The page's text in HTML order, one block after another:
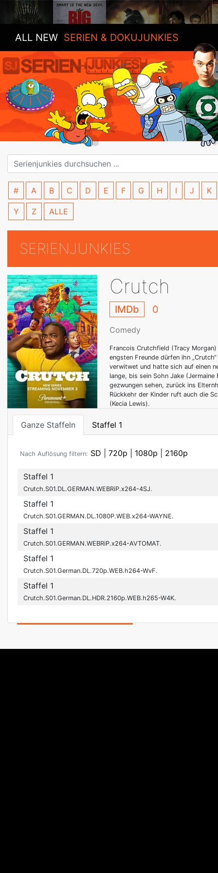
ALL NEW SERIEN & DOKUJUNKIES
# A B C D E F G H I J K
Y Z ALLE
SERIENJUNKIES
Crutch
IMDb 0
Comedy
Francois Crutchfield (Tracy Morgan)
engsten Freunde dürfen ihn
verwitwet und hatte sich auf einen
lange, bis sein Sohn Jake
gezwungen sehen, zurück ins
Rückkehr der Kinder ruft auch die
(Kecia Lewis).
Ganze Staffeln Staffel 1
Nach Auflösung filtern: SD 720p 1080p 2160p
Staffel 1
Crutch.S01.DL.GERMAN.WEBRiP.x264-4SJ.
Staffel 1
Crutch.S01.GERMAN.DL.1080P.WEB.x264-WAYNE.
Staffel 1
Crutch.S01.GERMAN.WEBRiP.x264-AVTOMAT.
Staffel 1
Crutch.S01.German.DL.720p.WEB.h264-WvF.
Staffel 1
Crutch.S01.German.DL.HDR.2160p.WEB.h265-W4K.